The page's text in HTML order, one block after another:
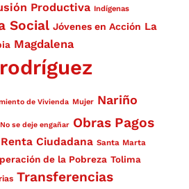
Productiva Indígenas
Social Jóvenes en Acción La
Magdalena
de Vivienda Mujer Nariño
No se deje engañar Obras Pagos
Renta Ciudadana Santa Marta
de la Pobreza Tolima
Transferencias